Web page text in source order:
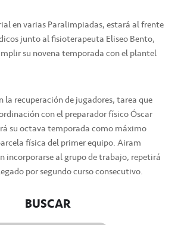
en varias Paralimpiadas, estará al frente
junto al fisioterapeuta Eliseo Bento,
su novena temporada con el plantel
la recuperación de jugadores, tarea que
con el preparador físico Óscar
su octava temporada como máximo
física del primer equipo. Airam
incorporarse al grupo de trabajo, repetirá
por segundo curso consecutivo.
BUSCAR